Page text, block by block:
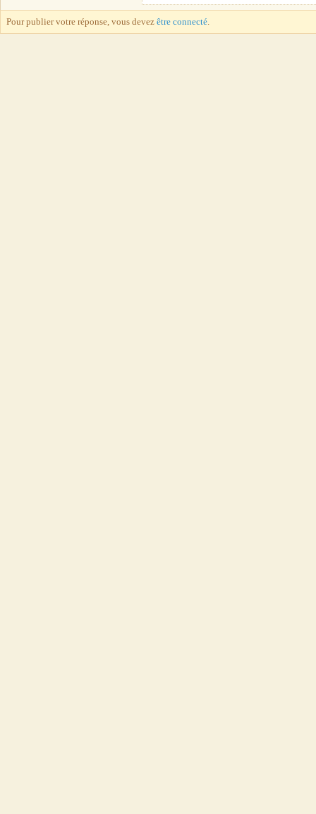
Pour publier votre réponse, vous devez être connecté.